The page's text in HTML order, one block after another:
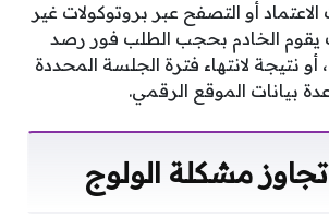
أو التصفح عبر بروتوكولات غير
الخادم بحجب الطلب فور رصد
نتيجة لانتهاء فترة الجلسة المحددة
بيانات الموقع الرقمي.
مشكلة الولوج